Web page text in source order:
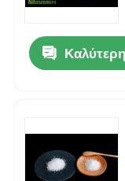
Σκόνη MSM
MSM
Διμεθυλικό